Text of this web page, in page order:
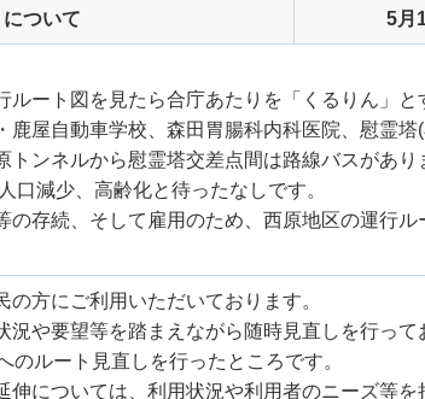
ついて 5月
ート図を見たら合庁あたりを「くるりん」と
屋自動車学校、森田胃腸科内科医院、慰霊塔
ンネルから慰霊塔交差点間は路線バスがあり
口減少、高齢化と待ったなしです。
存続、そして雇用のため、西原地区の運行ル
方にご利用いただいております。
や要望等を踏まえながら随時見直しを行って
ルート見直しを行ったところです。
については、利用状況や利用者のニーズ等を